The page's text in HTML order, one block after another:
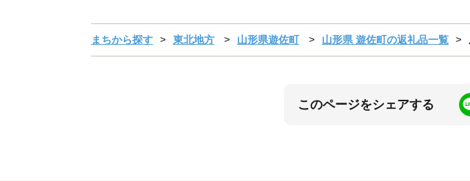
まちから探す 東北地方 山形県遊佐町 山形県 遊佐町の返礼品一覧
このページをシェアする